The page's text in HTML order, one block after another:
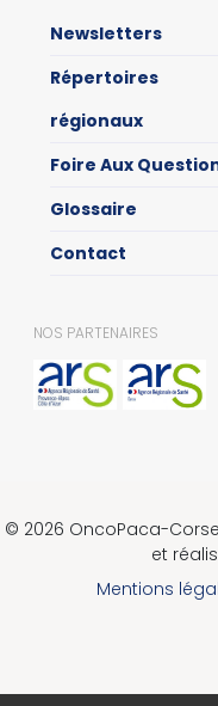
Newsletters
Répertoires
régionaux
Foire Aux
Glossaire
Contact
NOS PARTENAIRES
© 2026 OncoPaca-
et
Mentions